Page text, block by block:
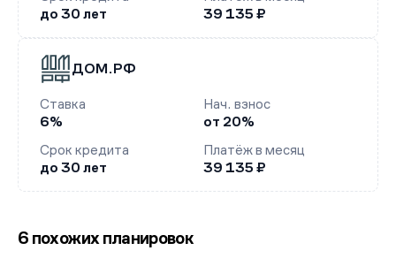
до 30 лет
39 135 ₽
ДОМ.РФ
Ставка
6%
Нач. взнос
от 20%
Срок кредита
до 30 лет
Платёж в месяц
39 135 ₽
6 похожих планировок